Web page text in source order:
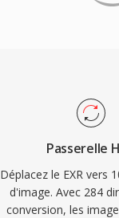
Passerelle
Déplacez le EXR vers
d'image. Avec 284
conversion, les